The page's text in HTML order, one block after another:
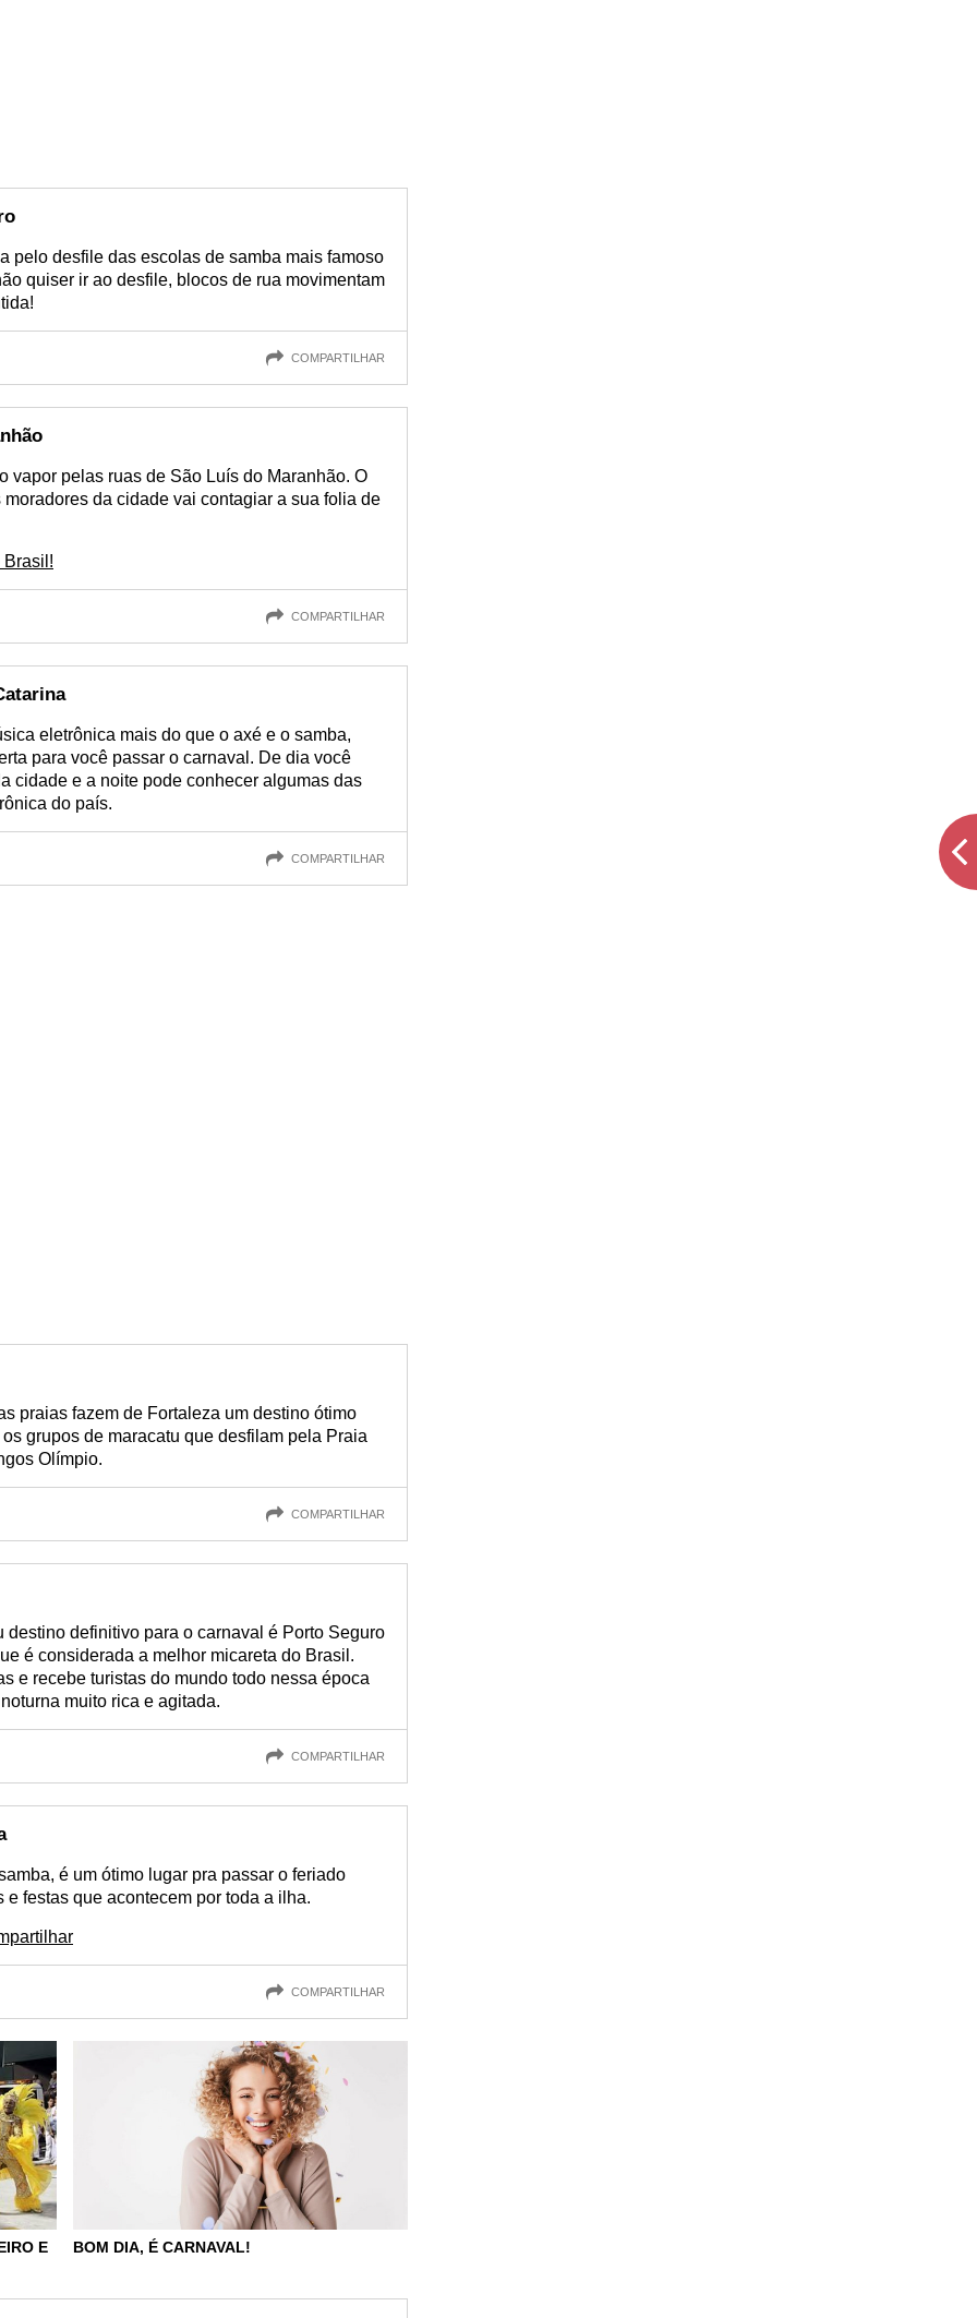
pelo desfile das escolas de samba mais famoso
quiser ir ao desfile, blocos de rua movimentam
COMPARTILHAR
vapor pelas ruas de São Luís do Maranhão. O
da cidade vai contagiar a sua folia de
Brasil!
COMPARTILHAR
eletrônica mais do que o axé e o samba,
para você passar o carnaval. De dia você
cidade e a noite pode conhecer algumas das
do país.
COMPARTILHAR
praias fazem de Fortaleza um destino ótimo
grupos de maracatu que desfilam pela Praia
Olímpio.
COMPARTILHAR
destino definitivo para o carnaval é Porto Seguro
é considerada a melhor micareta do Brasil.
e recebe turistas do mundo todo nessa época
muito rica e agitada.
COMPARTILHAR
é um ótimo lugar pra passar o feriado
festas que acontecem por toda a ilha.
COMPARTILHAR
E
BOM DIA, É CARNAVAL!